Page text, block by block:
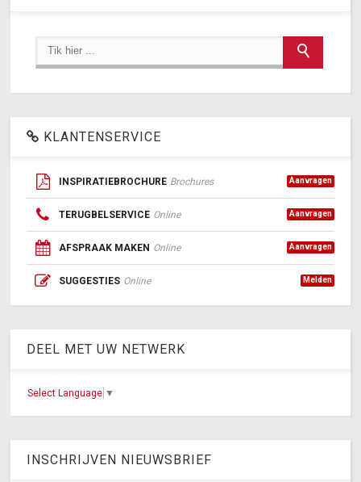
KLANTENSERVICE
INSPIRATIEBROCHURE Brochures Aanvragen
TERUGBELSERVICE Online Aanvragen
AFSPRAAK MAKEN Online Aanvragen
SUGGESTIES Online Melden
DEEL MET UW NETWERK
Select Language ▼
INSCHRIJVEN NIEUWSBRIEF